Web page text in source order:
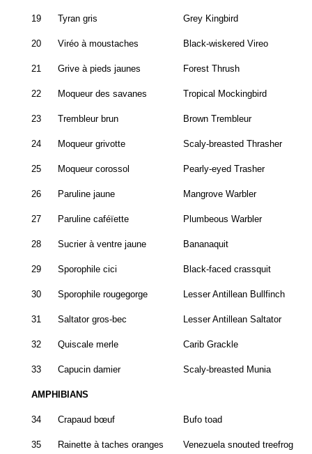
19 Tyran gris Grey Kingbird
20 Viréo à moustaches Black-wiskered Vireo
21 Grive à pieds jaunes Forest Thrush
22 Moqueur des savanes Tropical Mockingbird
23 Trembleur brun Brown Trembleur
24 Moqueur grivotte Scaly-breasted Thrasher
25 Moqueur corossol Pearly-eyed Trasher
26 Paruline jaune Mangrove Warbler
27 Paruline caféïette Plumbeous Warbler
28 Sucrier à ventre jaune Bananaquit
29 Sporophile cici Black-faced crassquit
30 Sporophile rougegorge Lesser Antillean Bullfinch
31 Saltator gros-bec Lesser Antillean Saltator
32 Quiscale merle Carib Grackle
33 Capucin damier Scaly-breasted Munia
AMPHIBIANS
34 Crapaud bœuf Bufo toad
35 Rainette à taches oranges Venezuela snouted treefrog